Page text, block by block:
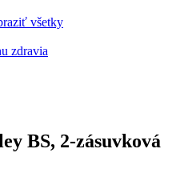
všetky
zdravia
BS, 2-zásuvková